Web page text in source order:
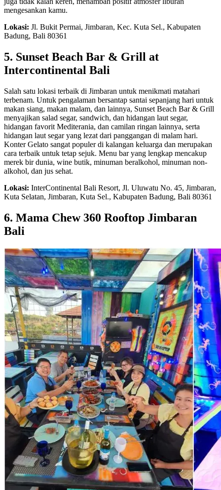
mengesankan kamu.
Lokasi: Jl. Bukit Permai, Jimbaran, Kec. Kuta Sel., Kabupaten
Badung, Bali 80361
5. Sunset Beach Bar & Grill at
Intercontinental Bali
Salah satu lokasi terbaik di Jimbaran untuk menikmati matahari
terbenam. Untuk pengalaman bersantap santai sepanjang hari untuk
makan siang, makan malam, dan lainnya, Sunset Beach Bar & Grill
menyajikan salad segar, sandwich, dan hidangan laut segar,
hidangan favorit Mediterania, dan camilan ringan lainnya, serta
hidangan laut segar yang lezat dari panggangan di malam hari.
Konter Gelato sangat populer di kalangan keluarga dan merupakan
cara terbaik untuk tetap sejuk. Menu bar yang lengkap mencakup
merek bir dunia, wine butik, minuman beralkohol, minuman non-
alkohol, dan jus sehat.
Lokasi: InterContinental Bali Resort, Jl. Uluwatu No. 45, Jimbaran,
Kuta Selatan, Jimbaran, Kuta Sel., Kabupaten Badung, Bali 80361
6. Mama Chew 360 Rooftop Jimbaran
Bali